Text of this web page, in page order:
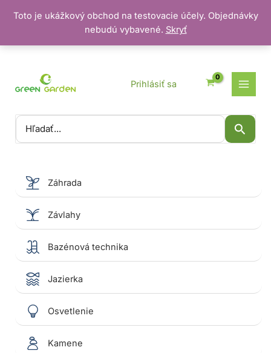
Toto je ukážkový obchod na testovacie účely. Objednávky
nebudú vybavené. Skryť
Vyhľadať:
Prihlásiť sa
Záhrada
Závlahy
Bazénová technika
Jazierka
Osvetlenie
Kamene